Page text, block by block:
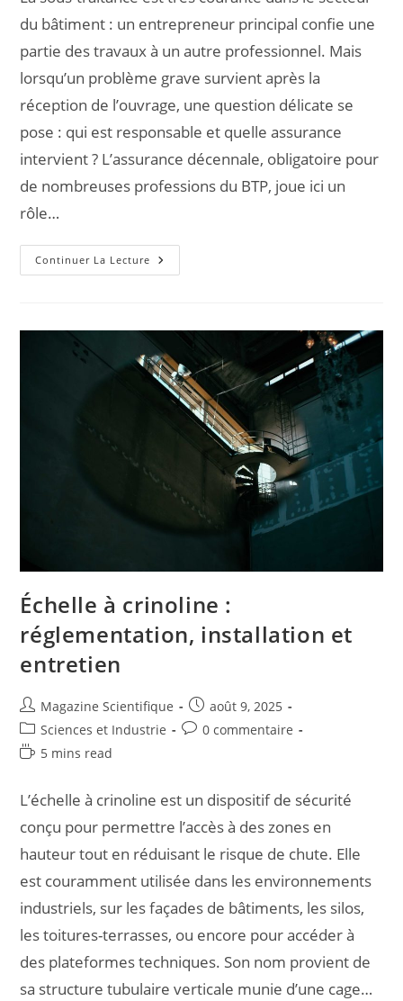
du bâtiment : un entrepreneur principal confie une
partie des travaux à un autre professionnel. Mais
lorsqu’un problème grave survient après la
réception de l’ouvrage, une question délicate se
pose : qui est responsable et quelle assurance
intervient ? L’assurance décennale, obligatoire pour
de nombreuses professions du BTP, joue ici un
rôle…
Continuer La Lecture
Échelle à crinoline :
réglementation, installation et
entretien
Magazine Scientifique
août 9, 2025
Sciences et Industrie
0 commentaire
5 mins read
L’échelle à crinoline est un dispositif de sécurité
conçu pour permettre l’accès à des zones en
hauteur tout en réduisant le risque de chute. Elle
est couramment utilisée dans les environnements
industriels, sur les façades de bâtiments, les silos,
les toitures-terrasses, ou encore pour accéder à
des plateformes techniques. Son nom provient de
sa structure tubulaire verticale munie d’une cage…